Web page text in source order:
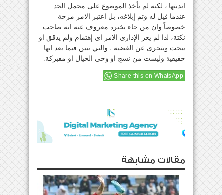
انديتها ، لكنه لم يأخذ الموضوع على محمل الجد
عندما قيل له وتم إبلاغه، بل اعتبر الامر مزحة
خصوصاً وان من جاء يخبره معروف عنه انه صاحب
نكتة، لذا لم يعر الإداري الامر اي إهتمام ولم يدقق او
يبحث ويتحرى عن القضية ، والتي تبين فيما بعد انها
حقيقية وليست من نسج او وحي الخيال او مفبركة.
Share this on WhatsApp
مقالات مشابهة